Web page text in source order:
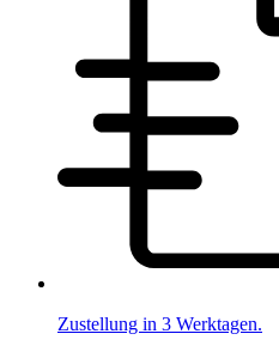
Zustellung in 3 Werktagen.